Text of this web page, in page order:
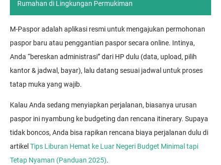
Rumahan di Lingkungan Permukiman
M-Paspor adalah aplikasi resmi untuk mengajukan permohonan
paspor baru atau penggantian paspor secara online. Intinya,
Anda “bereskan administrasi” dari HP dulu (data, upload, pilih
kantor & jadwal, bayar), lalu datang sesuai jadwal untuk proses
tatap muka yang wajib.
Kalau Anda sedang menyiapkan perjalanan, biasanya urusan
paspor ini nyambung ke budgeting dan rencana itinerary. Supaya
tidak boncos, Anda bisa rapikan rencana biaya perjalanan dulu di
artikel Tips Liburan Hemat ke Luar Negeri Budget Minimal tapi
Tetap Nyaman (Panduan 2025).